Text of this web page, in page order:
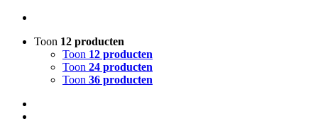
Toon 12 producten
Toon 12 producten
Toon 24 producten
Toon 36 producten